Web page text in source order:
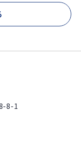
8-1